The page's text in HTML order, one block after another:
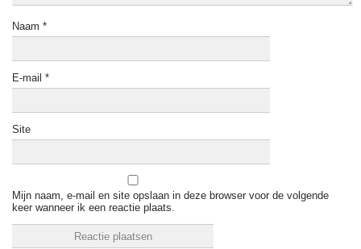
Naam *
E-mail *
Site
Mijn naam, e-mail en site opslaan in deze browser voor de volgende
keer wanneer ik een reactie plaats.